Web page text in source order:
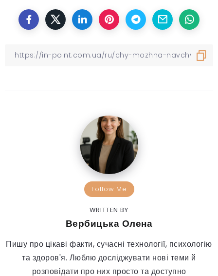
Follow Me
WRITTEN BY
Вербицька Олена
Пишу про цікаві факти, сучасні технології, психологію
та здоров'я. Люблю досліджувати нові теми й
розповідати про них просто та доступно